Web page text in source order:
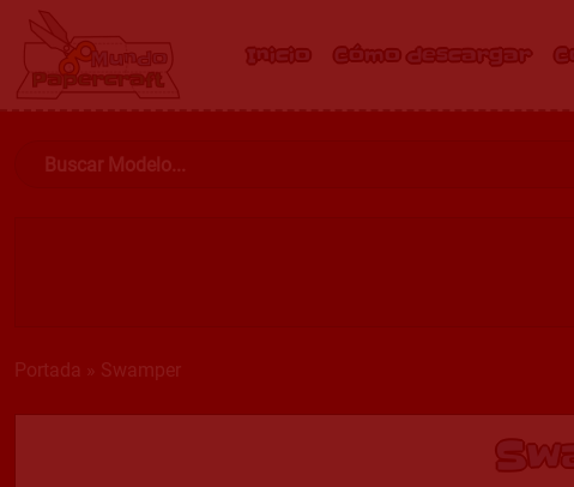
Inicio Cómo descargar
Portada Swamper